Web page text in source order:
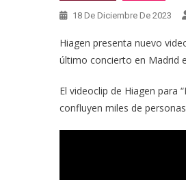
18 De Diciembre De 2023
Hiagen presenta nuevo
último concierto en Madrid
El videoclip de Hiagen para
confluyen miles de